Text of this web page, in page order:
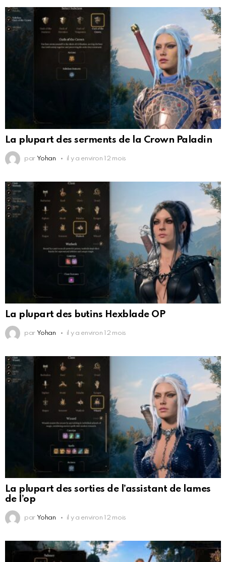
La plupart des serments de la Crown Paladin
par Yohan il y a environ 12 mois
La plupart des butins Hexblade OP
par Yohan il y a environ 12 mois
La plupart des sorties de l’assistant de lames
de l’op
par Yohan il y a environ 12 mois